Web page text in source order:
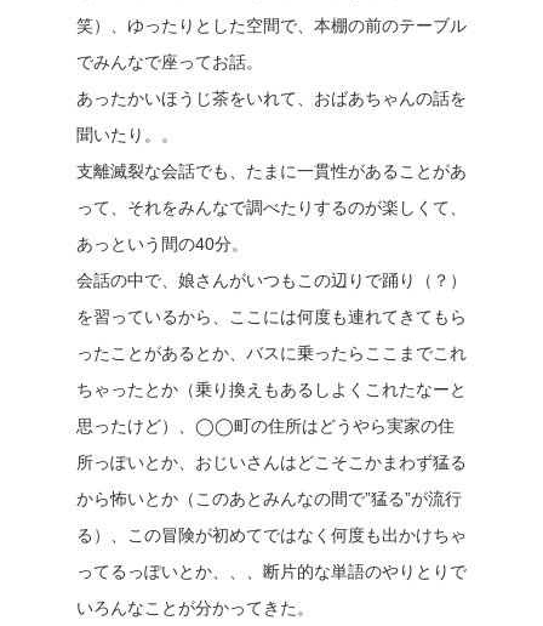
笑）、ゆったりとした空間で、本棚の前のテーブル
でみんなで座ってお話。
あったかいほうじ茶をいれて、おばあちゃんの話を
聞いたり。。
支離滅裂な会話でも、たまに一貫性があることがあ
って、それをみんなで調べたりするのが楽しくて、
あっという間の40分。
会話の中で、娘さんがいつもこの辺りで踊り（？）
を習っているから、ここには何度も連れてきてもら
ったことがあるとか、バスに乗ったらここまでこれ
ちゃったとか（乗り換えもあるしよくこれたなーと
思ったけど）、◯◯町の住所はどうやら実家の住
所っぽいとか、おじいさんはどこそこかまわず猛る
から怖いとか（このあとみんなの間で”猛る”が流行
る）、この冒険が初めてではなく何度も出かけちゃ
ってるっぽいとか、、、断片的な単語のやりとりで
いろんなことが分かってきた。